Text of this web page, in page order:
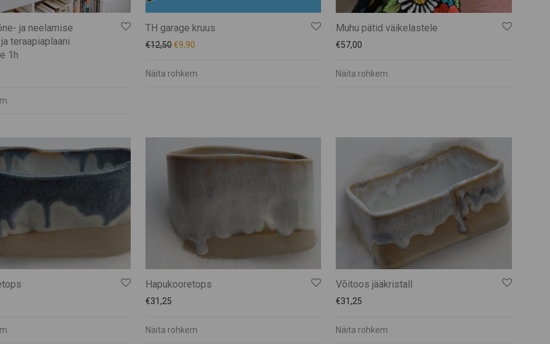
ja neelamise
teraapiaplaani
1h
TH garage kruus
€12,50€9,90
Näita rohkem
Muhu pätid väikelastele
€57,00
Näita rohkem
Hapukooretops
€31,25
Näita rohkem
Võitoos jääkristall
€31,25
Näita rohkem